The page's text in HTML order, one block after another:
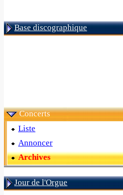
Base discographique
Concerts
Liste
Annoncer
Archives
Jour de l'Orgue